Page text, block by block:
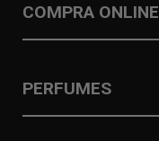
COMPRA ONLINE
PERFUMES